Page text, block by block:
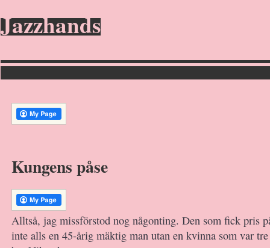
Jazzhands
Kungens påse
Alltså, jag missförstod nog någonting. Den som fick pris
inte alls en 45-årig mäktig man utan en kvinna som var